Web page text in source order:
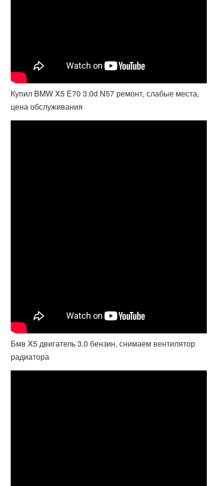
Купил BMW X5 E70 3.0d N57 ремонт, слабые места,
цена обслуживания
Бмв X5 двигатель 3.0 бензин, снимаем вентилятор
радиатора